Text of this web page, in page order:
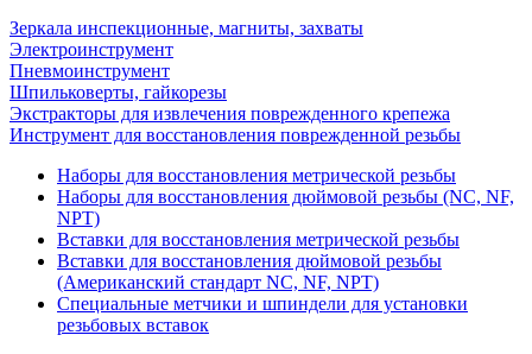
Зеркала инспекционные, магниты, захваты
Электроинструмент
Пневмоинструмент
Шпильковерты, гайкорезы
Экстракторы для извлечения поврежденного крепежа
Инструмент для восстановления поврежденной резьбы
Наборы для восстановления метрической резьбы
Наборы для восстановления дюймовой резьбы (NC, NF,
NPT)
Вставки для восстановления метрической резьбы
Вставки для восстановления дюймовой резьбы
(Американский стандарт NC, NF, NPT)
Специальные метчики и шпиндели для установки
резьбовых вставок